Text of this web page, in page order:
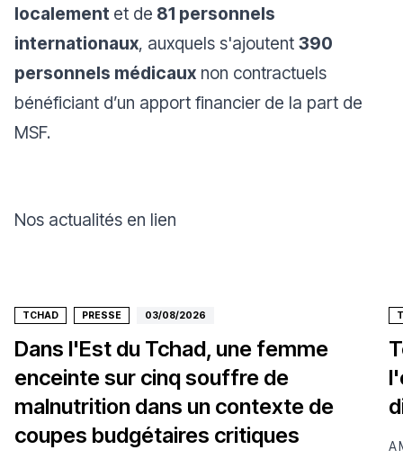
localement et de 81 personnels
internationaux, auxquels s'ajoutent 390
personnels médicaux non contractuels
bénéficiant d’un apport financier de la part de
MSF.
Nos actualités en lien
TCHAD PRESSE 03/08/2026
Dans l'Est du Tchad, une femme
enceinte sur cinq souffre de
malnutrition dans un contexte de
coupes budgétaires critiques
A